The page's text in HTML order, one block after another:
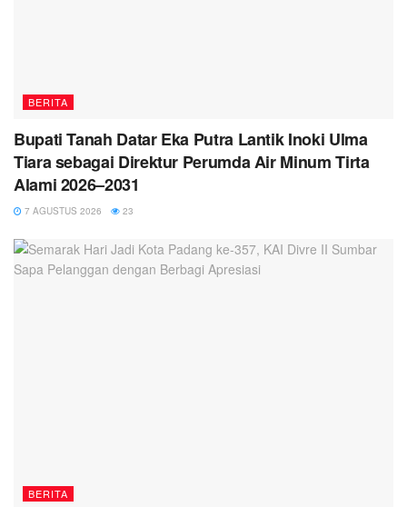
BERITA
Bupati Tanah Datar Eka Putra Lantik Inoki Ulma
Tiara sebagai Direktur Perumda Air Minum Tirta
Alami 2026–2031
7 AGUSTUS 2026 23
BERITA